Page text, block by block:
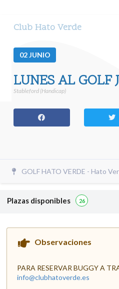
Club Hato Verde
02JUNIO
LUNES AL GOLF
Stableford (Handicap)
GOLF HATO VERDE - Hato
Plazas disponibles 26
Observaciones
PARA RESERVAR BUGGY A
info@clubhatoverde.es